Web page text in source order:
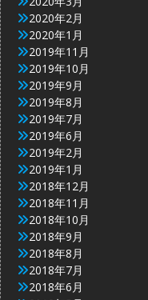
2020年2月
2020年1月
2019年11月
2019年10月
2019年9月
2019年8月
2019年7月
2019年6月
2019年2月
2019年1月
2018年12月
2018年11月
2018年10月
2018年9月
2018年8月
2018年7月
2018年6月